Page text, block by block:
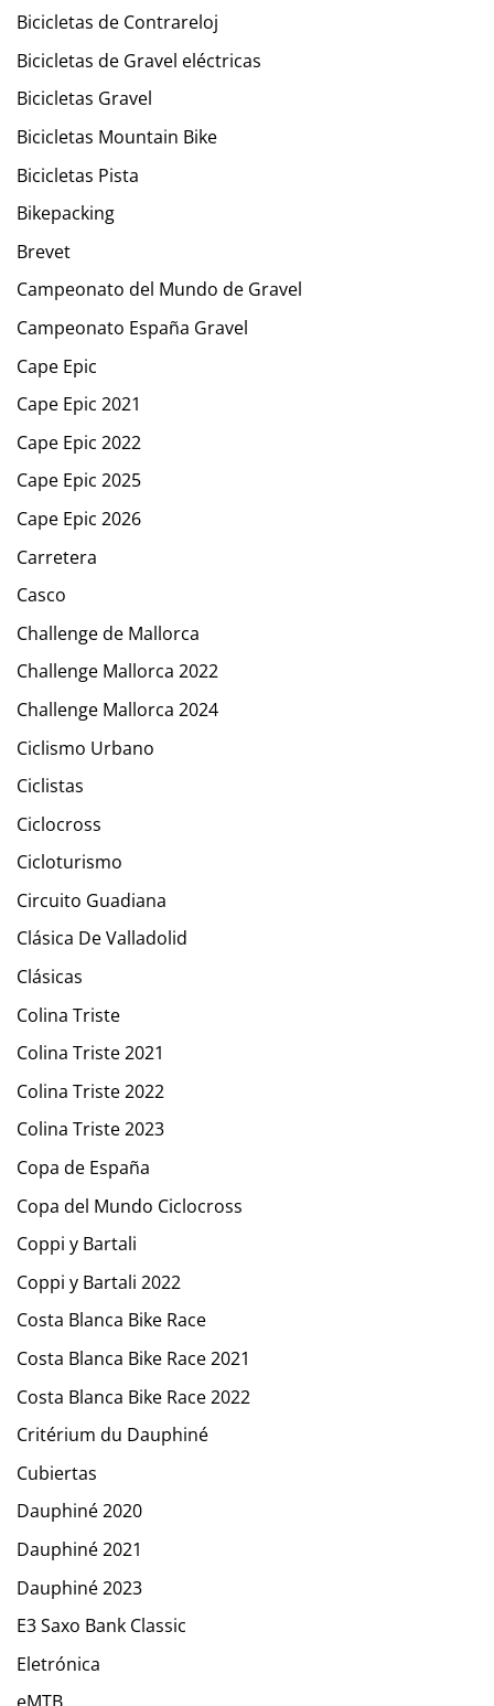
Bicicletas de Contrareloj
Bicicletas de Gravel eléctricas
Bicicletas Gravel
Bicicletas Mountain Bike
Bicicletas Pista
Bikepacking
Brevet
Campeonato del Mundo de Gravel
Campeonato España Gravel
Cape Epic
Cape Epic 2021
Cape Epic 2022
Cape Epic 2025
Cape Epic 2026
Carretera
Casco
Challenge de Mallorca
Challenge Mallorca 2022
Challenge Mallorca 2024
Ciclismo Urbano
Ciclistas
Ciclocross
Cicloturismo
Circuito Guadiana
Clásica De Valladolid
Clásicas
Colina Triste
Colina Triste 2021
Colina Triste 2022
Colina Triste 2023
Copa de España
Copa del Mundo Ciclocross
Coppi y Bartali
Coppi y Bartali 2022
Costa Blanca Bike Race
Costa Blanca Bike Race 2021
Costa Blanca Bike Race 2022
Critérium du Dauphiné
Cubiertas
Dauphiné 2020
Dauphiné 2021
Dauphiné 2023
E3 Saxo Bank Classic
Eletrónica